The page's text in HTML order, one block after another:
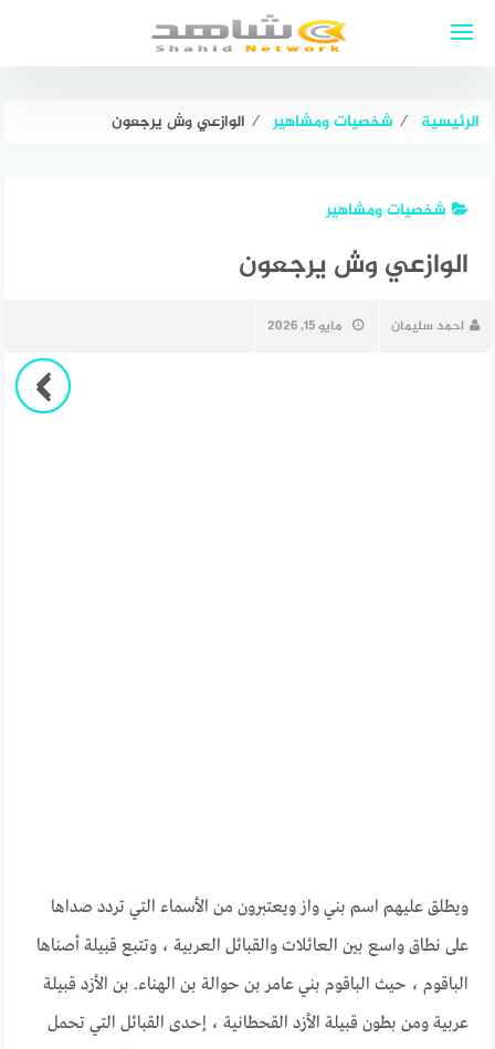
الرئيسية ⁄ شخصيات ومشاهير ⁄ الوازعي وش يرجعون
شخصيات ومشاهير
الوازعي وش يرجعون
احمد سليمان مايو 15, 2026
ويطلق عليهم اسم بني واز ويعتبرون من الأسماء التي تردد صداها
على نطاق واسع بين العائلات والقبائل العربية ، وتتبع قبيلة أصناها
الباقوم ، حيث الباقوم بني عامر بن حوالة بن الهناء. بن الأزد قبيلة
عربية ومن بطون قبيلة الأزد القحطانية ، إحدى القبائل التي تحمل